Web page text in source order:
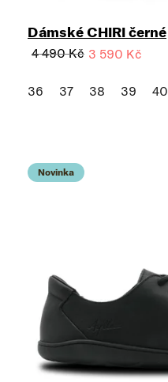
Dámské CHIRI černé
4 490 Kč 3 590 Kč
36 37 38 39 40
Novinka